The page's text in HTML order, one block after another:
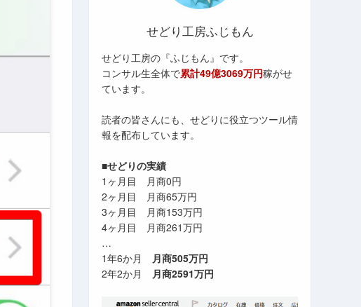
せどり工房ふじもん
せどり工房の『ふじもん』です。
コンサル生全体で累計49億3069万円稼がせ
ています。
読者の皆さんにも、せどりに役立つツール情
報を配布しています。
■せどりの実績
1ヶ月目 月商0円
2ヶ月目 月商65万円
3ヶ月目 月商153万円
4ヶ月目 月商261万円
…
1年6か月 月商505万円
2年2か月 月商2591万円